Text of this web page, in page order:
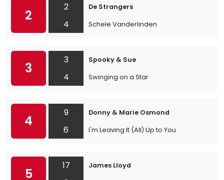
2
2
4
De Strangers
Schele Vanderlinden
3
3
4
Spooky & Sue
Swinging on a Star
4
9
6
Donny & Marie Osmond
I'm Leaving It (All) Up to You
5
17
James Lloyd